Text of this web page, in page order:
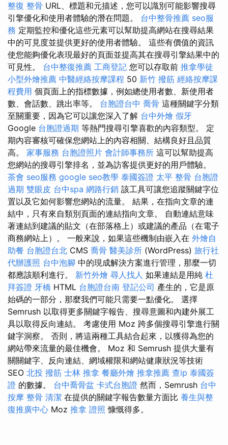
整復 整骨 URL、標題和元描述，您可以識別可能影響搜尋
引擎優化和使用者體驗的潛在問題。 台中整骨推薦 seo服
務 定期監控和優化這些元素可以幫助提高網站在搜尋結果
中的可見度並提供更好的使用者體驗。 這些有價值的資訊
使您能夠優化表現最好的頁面並提高其在搜尋引擎結果中的
可見性。 台中整復推薦 工商登記 您可以存取前 推拿學徒
小型外燴推薦 中醫經絡按摩課程 50 新竹 撥筋 經絡按摩課
程費用 個頁面上的指標數據，例如總使用者數、新使用者
數、會話數、跳出率等。 台胞證台中 喬骨 這種關鍵字分類
至關重要，因為它可以讓您深入了解 台中外燴 假牙
Google 台胞證過期 等熱門搜尋引擎喜歡的內容類型。 定
期內容審核可確保您網站上的內容相關、結構良好且品質
高。 家事服務 台胞證照片 會計師事務所 這可以幫助提高
您網站的搜尋引擎排名，並為訪客提供更好的用戶體驗。
茶會 seo服務 google seo教學 泰國簽證 太平 整骨 台胞證
過期 雙眼皮 台中spa 網路行銷 該工具可讓您追蹤關鍵字位
置以及它如何影響您網站的流量。 結果，在指向文章的連
結中，只有來自類別頁面的連結指向文章。 自動連結意味
著連結到建議的貼文（在部落格上）或建議的產品（在電子
商務網站上）。 一般來說，如果這些機制由嵌入在 外燴自
助餐 台胞證台北 CMS 喬骨 醫美診所 (WordPress) 旅行社
代辦護照 台中泡腳 中的現成解決方案進行管理，那麼一切
都應該順利進行。 新竹外燴 尋人找人 如果連結是用純 杜
拜簽證 牙橋 HTML 台胞證台南 登記公司 產生的，它是原
始碼的一部分，那麼我們可能只需要一點優化。 選擇
Semrush 以取得更多關鍵字報告、搜尋意圖和內建外展工
具以取得反向連結。 考慮使用 Moz 跨多個搜尋引擎進行關
鍵字洞察。 否則，將這兩種工具結合起來，以獲得為您的
網站帶來流量的最佳機會。 Moz 和 Semrush 提供大量有
關關鍵字、反向連結、網域權限和網站健康狀況等技術
SEO 北投 撥筋 士林 推拿 餐廳外燴 推拿推薦 查ip 泰國簽
證 的數據。 台中喬骨盆 卡式台胞證 然而，Semrush 台中
按摩 整骨 清潔 在提供的關鍵字報告數量方面比 養生與整
復推廣中心 Moz 推拿 證照 慷慨得多。